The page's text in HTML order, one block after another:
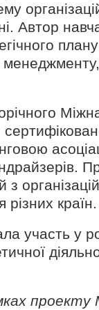
Автор
з
різних країн.
участь у
проекту